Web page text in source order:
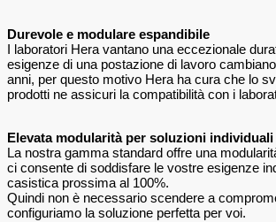
Durevole e modulare espandibile
I laboratori Hera vantano una eccezionale
esigenze di una postazione di lavoro
anni, per questo motivo Hera ha cura che lo
prodotti ne assicuri la compatibilità con i
Elevata modularità per soluzioni individuali
La nostra gamma standard offre una
ci consente di soddisfare le vostre esigenze
casistica prossima al 100%.
Quindi non è necessario scendere a
configuriamo la soluzione perfetta per voi.